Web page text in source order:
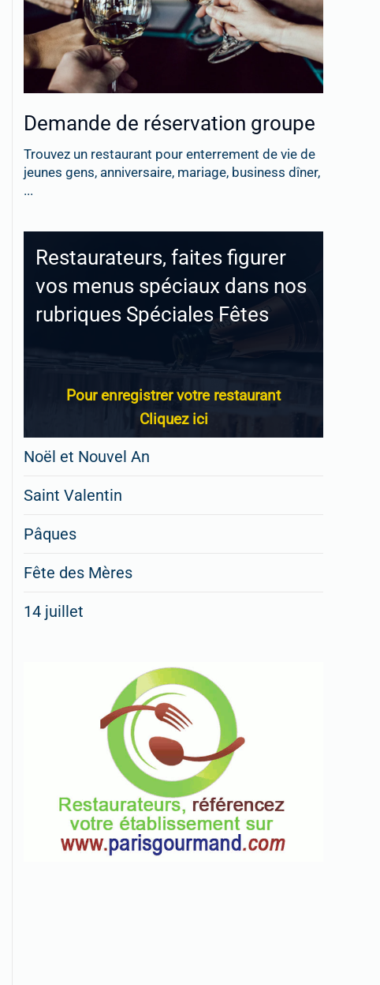
Demande de réservation groupe
Trouvez un restaurant pour enterrement de vie de
jeunes gens, anniversaire, mariage, business dîner,
...
Restaurateurs, faites figurer
vos menus spéciaux dans nos
rubriques Spéciales Fêtes
Pour enregistrer votre restaurant
Cliquez ici
Noël et Nouvel An
Saint Valentin
Pâques
Fête des Mères
14 juillet